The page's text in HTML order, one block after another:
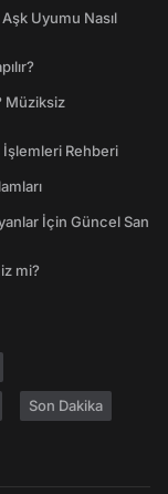
Uyumu Nasıl
Müziksiz
İşlemleri Rehberi
İçin Güncel San
mi?
Son Dakika